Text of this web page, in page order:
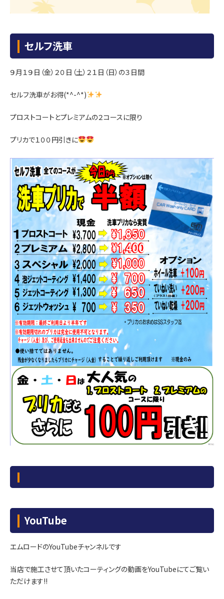
セルフ洗車
９月１９日（金）２０日（土）２１日（日）の３日間
セルフ洗車がお得(*^-^*)
プロストコートとプレミアムの２コースに限り
プリカで１００円引きに
YouTube
エムロードのYouTubeチャンネルです
当店で施工させて頂いたコーティングの動画をYouTubeにてご覧い
ただけます!!